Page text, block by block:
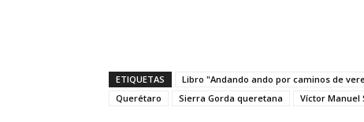
ETIQUETAS Libro "Andando ando por caminos de
Querétaro
Sierra Gorda queretana Víctor Manuel